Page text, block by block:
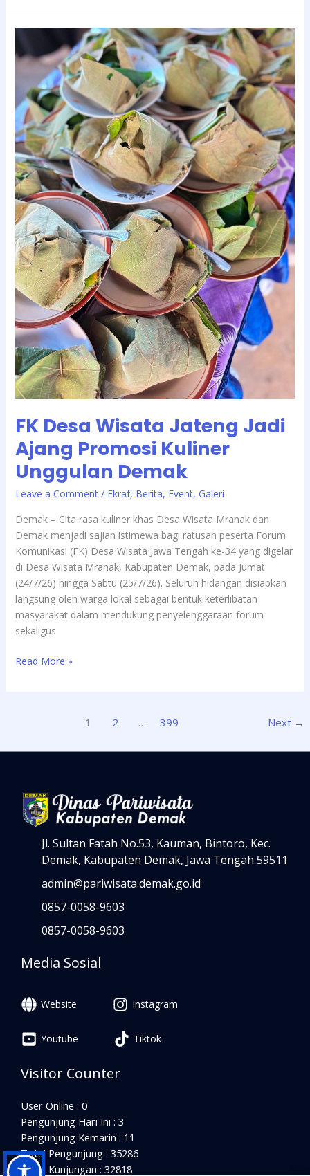
FK Desa Wisata Jateng Jadi
Ajang Promosi Kuliner
Unggulan Demak
Leave a Comment / Ekraf, Berita, Event, Galeri
Demak – Cita rasa kuliner khas Desa Wisata Mranak dan
Demak menjadi sajian istimewa bagi ratusan peserta Forum
Komunikasi (FK) Desa Wisata Jawa Tengah ke-34 yang digelar
di Desa Wisata Mranak, Kabupaten Demak, pada Jumat
(24/7/26) hingga Sabtu (25/7/26). Seluruh hidangan disiapkan
langsung oleh warga lokal sebagai bentuk keterlibatan
masyarakat dalam mendukung penyelenggaraan forum
sekaligus
Desa
Wisata
Jateng
Jadi
Ajang
Promosi
Kuliner
Unggulan
Demak
Read More »
1 2 … 399 Next →
Jl. Sultan Fatah No.53, Kauman, Bintoro, Kec.
Demak, Kabupaten Demak, Jawa Tengah 59511
admin@pariwisata.demak.go.id
0857-0058-9603
0857-0058-9603
Media Sosial
Website Instagram
Youtube Tiktok
Visitor Counter
User Online : 0
Pengunjung Hari Ini : 3
Pengunjung Kemarin : 11
Total Pengunjung : 35286
Total Kunjungan : 32818